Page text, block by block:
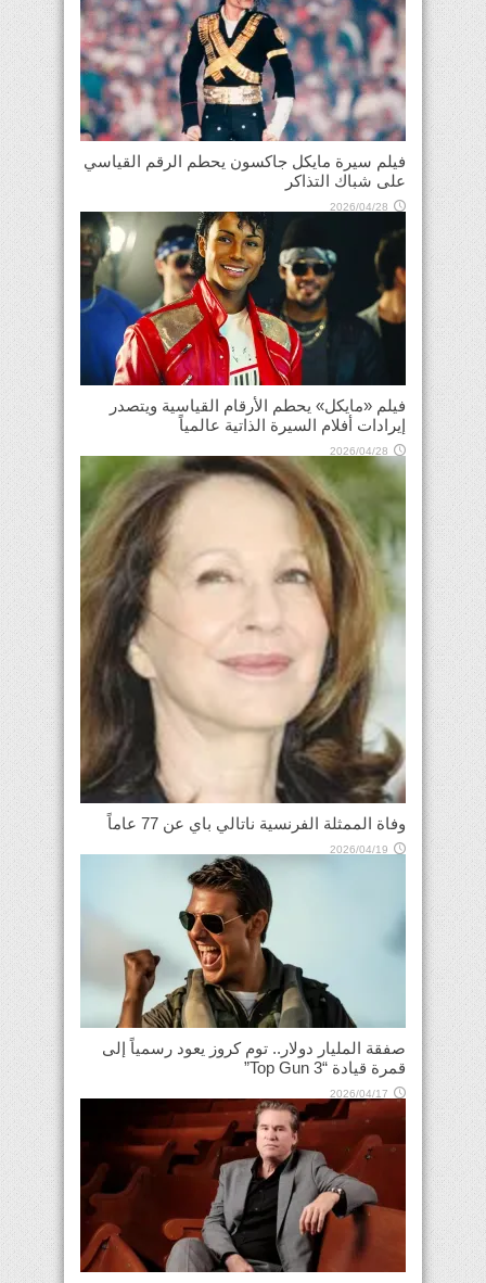
فيلم سيرة مايكل جاكسون يحطم الرقم القياسي
على شباك التذاكر
2026/04/28
فيلم «مايكل» يحطم الأرقام القياسية ويتصدر
إيرادات أفلام السيرة الذاتية عالمياً
2026/04/28
وفاة الممثلة الفرنسية ناتالي باي عن 77 عاماً
2026/04/19
صفقة المليار دولار.. توم كروز يعود رسمياً إلى
قمرة قيادة “Top Gun 3”
2026/04/17